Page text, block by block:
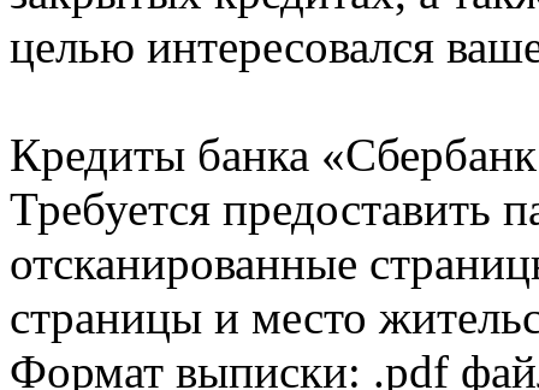
целью интересовался
Кредиты банка
Требуется предоставить
отсканированные
страницы и место
Формат выписки: .pdf